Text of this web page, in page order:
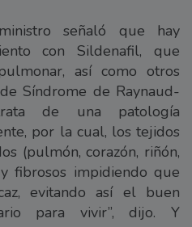
señaló que hay
con Sildenafil, que
así como otros
Síndrome de Raynaud-
de una patología
por la cual, los tejidos
(pulmón, corazón, riñón,
fibrosos impidiendo que
evitando así el buen
para vivir”, dijo. Y